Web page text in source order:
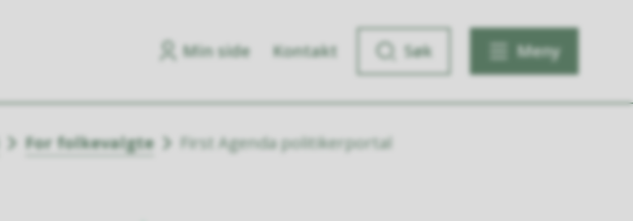
Min side Kontakt Søk Meny
For folkevalgte First Agenda politikerportal